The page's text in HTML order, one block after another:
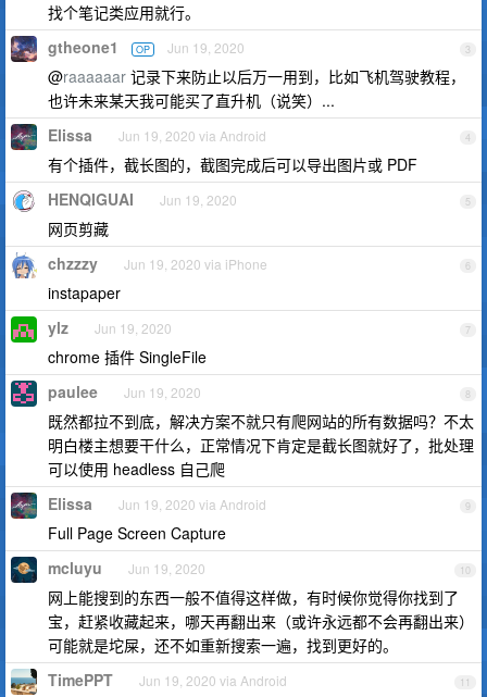
找个笔记类应用就行。
3
gtheone1 OP Jun 19, 2020
@raaaaaar 记录下来防止以后万一用到，比如飞机驾驶教程，
也许未来某天我可能买了直升机（说笑）...
4
Elissa Jun 19, 2020 via Android
有个插件，截长图的，截图完成后可以导出图片或 PDF
5
HENQIGUAI Jun 19, 2020
网页剪藏
6
chzzzy Jun 19, 2020 via iPhone
instapaper
7
ylz Jun 19, 2020
chrome 插件 SingleFile
8
paulee Jun 19, 2020
既然都拉不到底，解决方案不就只有爬网站的所有数据吗？不太
明白楼主想要干什么，正常情况下肯定是截长图就好了，批处理
可以使用 headless 自己爬
9
Elissa Jun 19, 2020 via Android
Full Page Screen Capture
10
mcluyu Jun 19, 2020
网上能搜到的东西一般不值得这样做，有时候你觉得你找到了
宝，赶紧收藏起来，哪天再翻出来（或许永远都不会再翻出来）
可能就是坨屎，还不如重新搜索一遍，找到更好的。
11
TimePPT Jun 19, 2020 via Android